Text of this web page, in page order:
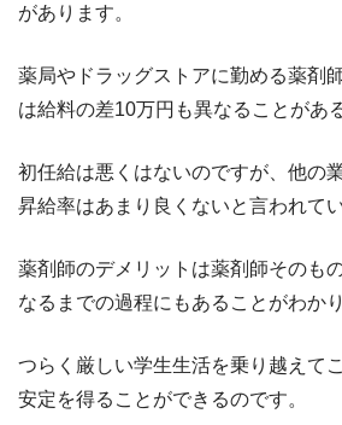
があります。
薬局やドラッグストアに勤める薬剤
は給料の差10万円も異なることがあ
初任給は悪くはないのですが、他の
昇給率はあまり良くないと言われてい
薬剤師のデメリットは薬剤師そのも
なるまでの過程にもあることがわかり
つらく厳しい学生生活を乗り越えて
安定を得ることができるのです。